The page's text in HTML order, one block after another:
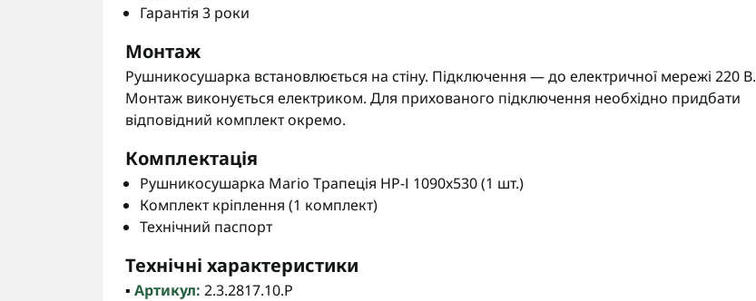
Гарантія 3 роки
Монтаж
Рушникосушарка встановлюється на стіну. Підключення — до електричної мережі 220 В.
Монтаж виконується електриком. Для прихованого підключення необхідно придбати
відповідний комплект окремо.
Комплектація
Рушникосушарка Mario Трапеція НР-І 1090x530 (1 шт.)
Комплект кріплення (1 комплект)
Технічний паспорт
Технічні характеристики
▪️ Артикул: 2.3.2817.10.P